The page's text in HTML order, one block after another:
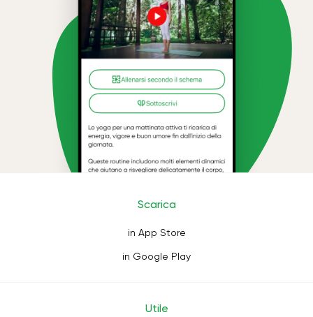
Scarica
in App Store
in Google Play
Utile